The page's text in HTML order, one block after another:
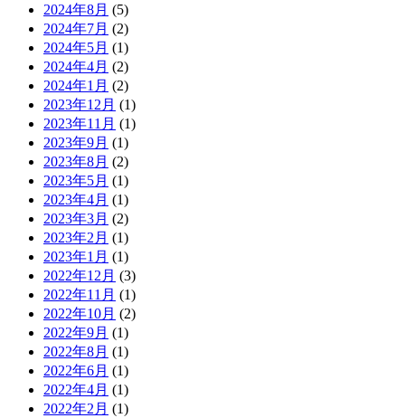
2024年8月 (5)
2024年7月 (2)
2024年5月 (1)
2024年4月 (2)
2024年1月 (2)
2023年12月 (1)
2023年11月 (1)
2023年9月 (1)
2023年8月 (2)
2023年5月 (1)
2023年4月 (1)
2023年3月 (2)
2023年2月 (1)
2023年1月 (1)
2022年12月 (3)
2022年11月 (1)
2022年10月 (2)
2022年9月 (1)
2022年8月 (1)
2022年6月 (1)
2022年4月 (1)
2022年2月 (1)